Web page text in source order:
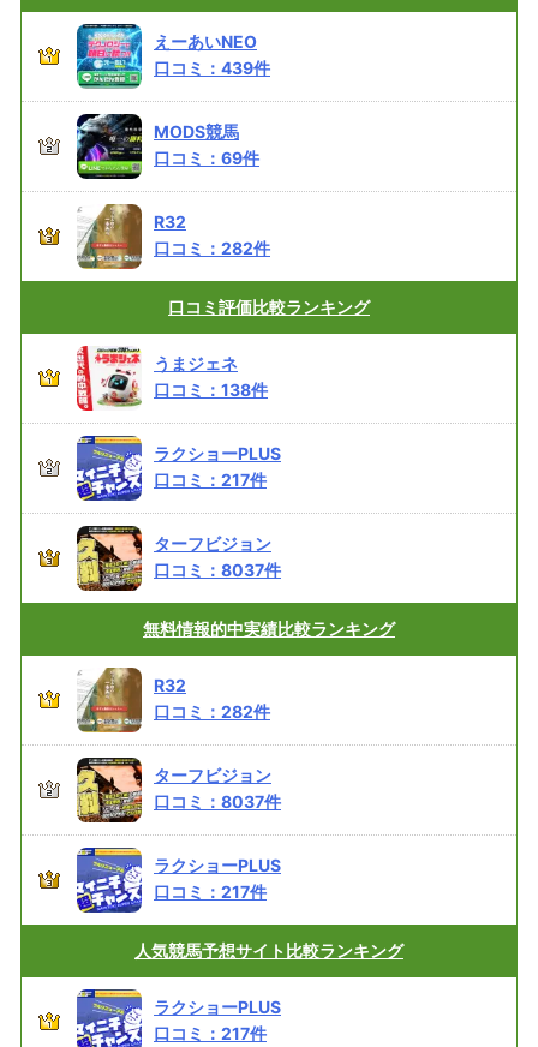
えーあいNEO
口コミ： 439件
MODS競馬
口コミ： 69件
R32
口コミ： 282件
口コミ評価比較ランキング
うまジェネ
口コミ： 138件
ラクショーPLUS
口コミ： 217件
ターフビジョン
口コミ： 8037件
無料情報的中実績比較ランキング
R32
口コミ： 282件
ターフビジョン
口コミ： 8037件
ラクショーPLUS
口コミ： 217件
人気競馬予想サイト 比較ランキング
ラクショーPLUS
口コミ： 217件